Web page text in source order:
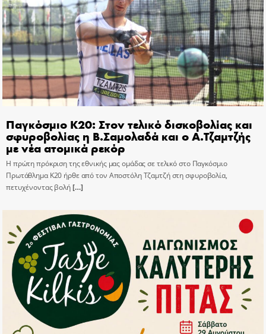
Παγκόσμιο Κ20: Στον τελικό δισκοβολίας και
σφυροβολίας η Β.Σαμολαδά και ο Α.Τζαμτζής
με νέα ατομικά ρεκόρ
Η πρώτη πρόκριση της εθνικής μας ομάδας σε τελικό στο Παγκόσμιο
Πρωτάθλημα Κ20 ήρθε από τον Αποστόλη Τζαμτζή στη σφυροβολία,
πετυχένοντας βολή[…]